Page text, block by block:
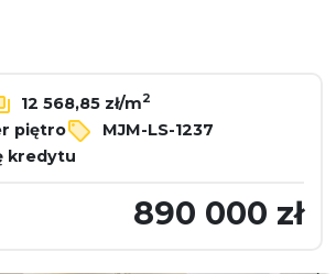
12 568,85 zł/m2
piętro
MJM-LS-1237
kredytu
890 000 zł